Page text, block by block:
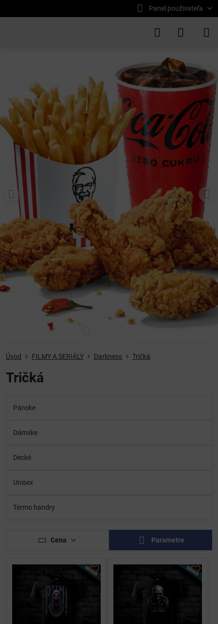
Panel používateľa
Úvod FILMY A SERIÁLY Darkness Tričká
Tričká
Pánske
Dámske
Decké
Unisex
Termo handry
Cena Parametre